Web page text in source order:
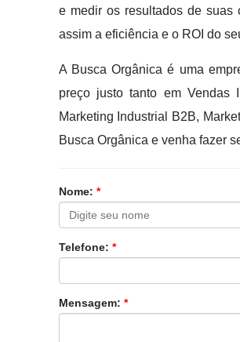
e medir os resultados de suas
assim a eficiência e o ROI do
A Busca Orgânica é uma
preço justo tanto em Vendas
Marketing Industrial B2B,
Busca Orgânica e venha fazer
Nome: *
Telefone: *
Mensagem: *